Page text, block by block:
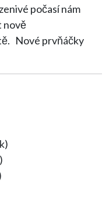
počasí nám
nově
Nové prvňáčky